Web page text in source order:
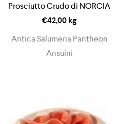
Prosciutto Crudo di NORCIA
€42,00kg
Antica Salumeria Pantheon
Ansuini